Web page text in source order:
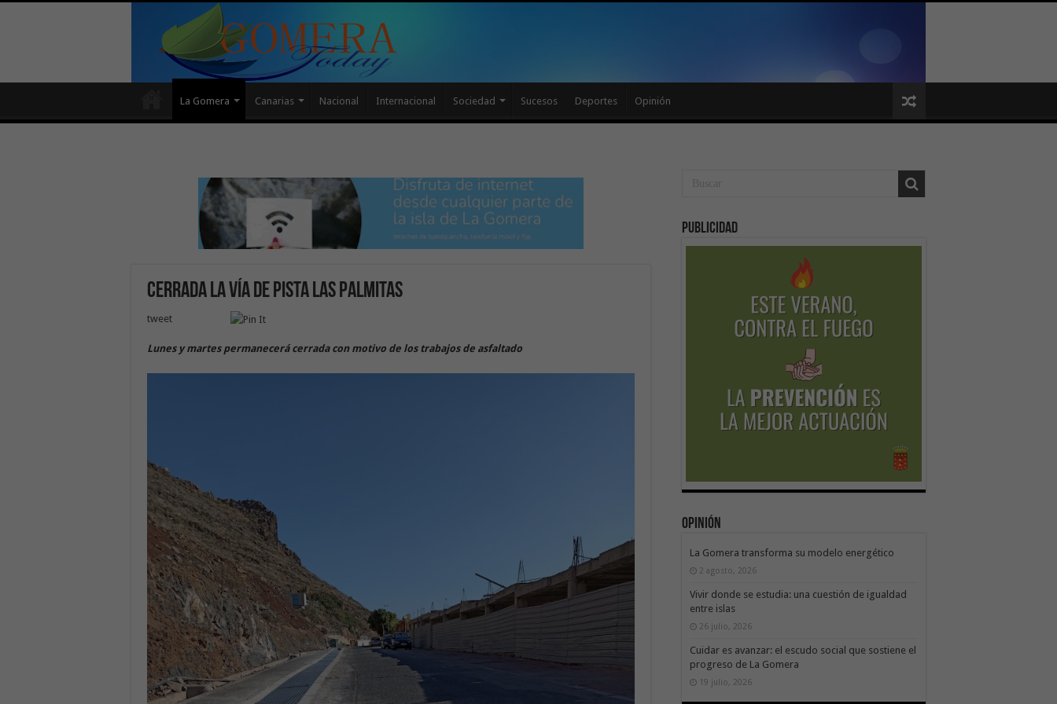
La Gomera Canarias Nacional Internacional Sociedad Sucesos Deportes Opinión
Cerrada la vía de Pista Las Palmitas
tweet
Lunes y martes permanecerá cerrada con motivo de los trabajos de asfaltado
Publicidad
Opinión
La Gomera transforma su modelo energético
2 agosto, 2026
Vivir donde se estudia: una cuestión de igualdad
entre islas
26 julio, 2026
Cuidar es avanzar: el escudo social que sostiene el
progreso de La Gomera
19 julio, 2026